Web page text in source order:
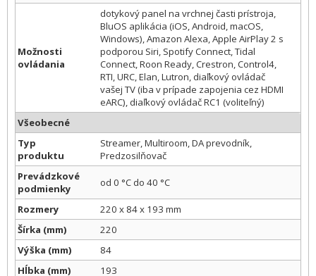
Možnosti
ovládania
dotykový panel na vrchnej časti prístroja,
BluOS aplikácia (iOS, Android, macOS,
Windows), Amazon Alexa, Apple AirPlay 2 s
podporou Siri, Spotify Connect, Tidal
Connect, Roon Ready, Crestron, Control4,
RTI, URC, Elan, Lutron, diaľkový ovládač
vašej TV (iba v prípade zapojenia cez HDMI
eARC), diaľkový ovládač RC1 (voliteľný)
Všeobecné
Typ
produktu
Streamer, Multiroom, DA prevodník,
Predzosilňovač
Prevádzkové
podmienky
od 0 °C do 40 °C
Rozmery
220 x 84 x 193 mm
Šírka (mm)
220
Výška (mm)
84
Hĺbka (mm)
193